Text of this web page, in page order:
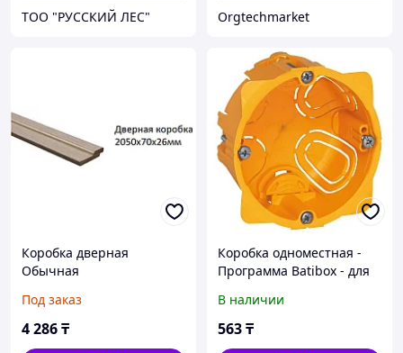
ТОО "РУССКИЙ ЛЕС" Orgtechmarket
Коробка дверная
Обычная
Под заказ
4 286₸
Коробка одноместная -
Программа Batibox - для
захват - 1-местная
глубина 40мм
В наличии
563₸